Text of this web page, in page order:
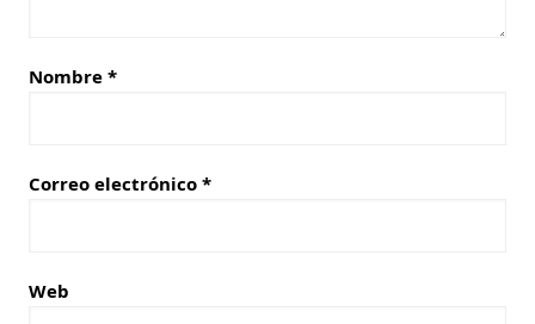
Nombre *
Correo electrónico *
Web